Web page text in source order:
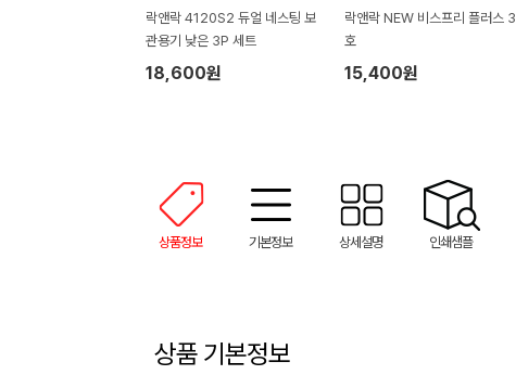
락앤락 4120S2 듀얼 네스팅 보
관용기 낮은 3P 세트
18,600원
락앤락 NEW 비스프리 플러스 3
호
15,400원
상품정보 기본정보 상세설명 인쇄샘플
상품 기본정보